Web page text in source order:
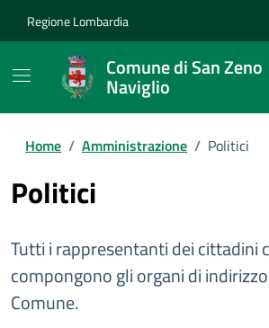
Regione Lombardia
Comune di San Zeno
Naviglio
Home / Amministrazione / Politici
Politici
Tutti i rappresentanti dei cittadini
compongono gli organi di
Comune.